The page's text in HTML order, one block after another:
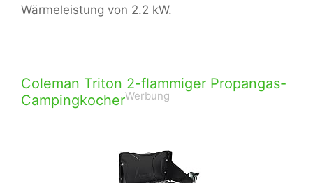
Wärmeleistung von 2.2 kW.
Coleman Triton 2-flammiger Propangas-
CampingkocherWerbung